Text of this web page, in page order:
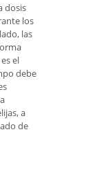
dosis
los
las
el
debe
a
de